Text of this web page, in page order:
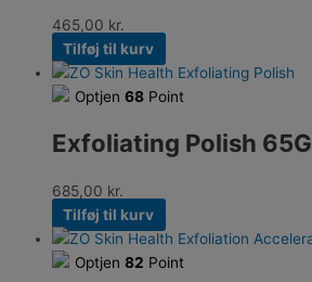
465,00 kr.
Tilføj til kurv
Optjen 68 Point
Exfoliating Polish 65G
685,00 kr.
Tilføj til kurv
Optjen 82 Point